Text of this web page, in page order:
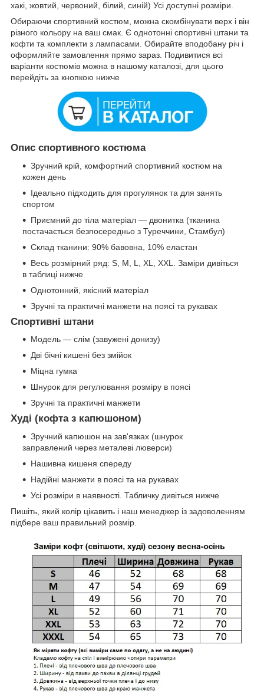
хакі, жовтий, червоний, білий, синій) Усі доступні розміри.
Обираючи спортивний костюм, можна скомбінувати верх і він
різного кольору на ваш смак. Є однотонні спортивні штани та
кофти та комплекти з лампасами. Обирайте вподобану річ і
оформляйте замовлення прямо зараз. Подивитися всі
варіанти костюмів можна в нашому каталозі, для цього
перейдіть за кнопкою нижче
Опис спортивного костюма
Зручний крій, комфортний спортивний костюм на
кожен день
Ідеально підходить для прогулянок та для занять
спортом
Приємний до тіла матеріал — двонитка (тканина
постачається безпосередньо з Туреччини, Стамбул)
Склад тканини: 90% бавовна, 10% еластан
Весь розмірний ряд: S, M, L, XL, XXL. Заміри дивіться
в таблиці нижче
Однотонний, якісний матеріал
Зручні та практичні манжети на поясі та рукавах
Спортивні штани
Модель — слім (завужені донизу)
Дві бічні кишені без змійок
Міцна гумка
Шнурок для регулювання розміру в поясі
Зручні та практичні манжети
Худі (кофта з капюшоном)
Зручний капюшон на зав'язках (шнурок
заправлений через металеві люверси)
Нашивна кишеня спереду
Надійні манжети в поясі та на рукавах
Усі розміри в наявності. Табличку дивіться нижче
Пишіть, який колір цікавить і наш менеджер із задоволенням
підбере ваш правильний розмір.